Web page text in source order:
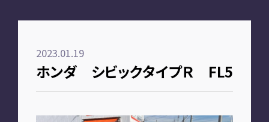
2023.01.19
ホンダ シビックタイプＲ FL5
FAQ
お客様の声